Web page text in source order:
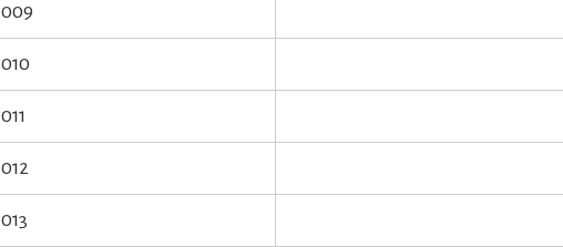
009
010
011
012
013